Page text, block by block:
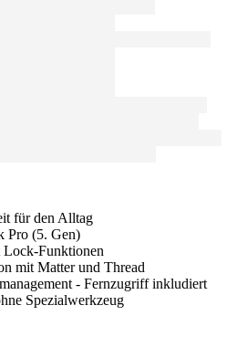
für den Alltag
Pro (5. Gen)
Lock-Funktionen
mit Matter und Thread
- Fernzugriff inkludiert
Spezialwerkzeug